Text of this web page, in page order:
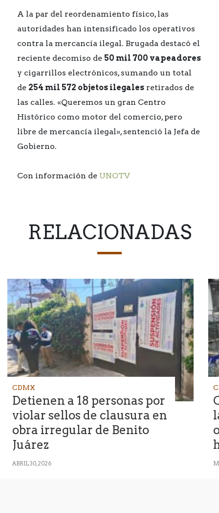
A la par del reordenamiento físico, las
autoridades han intensificado los operativos
contra la mercancía ilegal. Brugada destacó el
reciente decomiso de 50 mil 700 vapeadores
y cigarrillos electrónicos, sumando un total
de 254 mil 572 objetos ilegales retirados de
las calles. «Queremos un gran Centro
Histórico como motor del comercio, pero
libre de mercancía ilegal», sentenció la Jefa de
Gobierno.
Con información de UNOTV
RELACIONADAS
CDMX
Detienen a 18 personas por
violar sellos de clausura en
obra irregular de Benito
Juárez
ABRIL 30, 2026